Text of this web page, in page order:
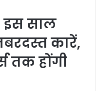
इस साल
कारें,
तक होंगी